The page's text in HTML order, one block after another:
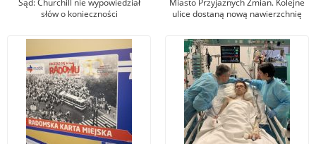
Sąd: Churchill nie wypowiedział
słów o konieczności
Nie zgadzam się z wyrokiem
Miasto Przyjaznych Zmian. Kolejne
ulice dostaną nową nawierzchnię